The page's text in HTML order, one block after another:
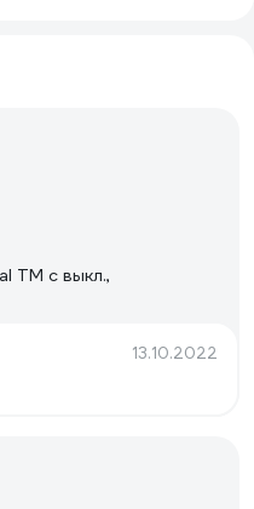
ТМ c выкл.,
13.10.2022